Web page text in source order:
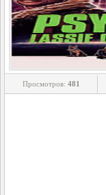
Просмотров: 481